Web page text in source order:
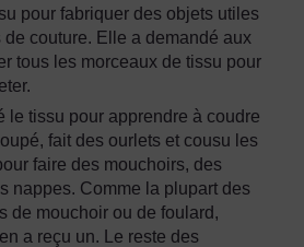
pour fabriquer des objets utiles
couture. Elle a demandé aux
tous les morceaux de tissu pour
le tissu pour apprendre à coudre
fait des ourlets et cousu les
faire des mouchoirs, des
nappes. Comme la plupart des
de mouchoir ou de foulard,
a reçu un. Le reste des